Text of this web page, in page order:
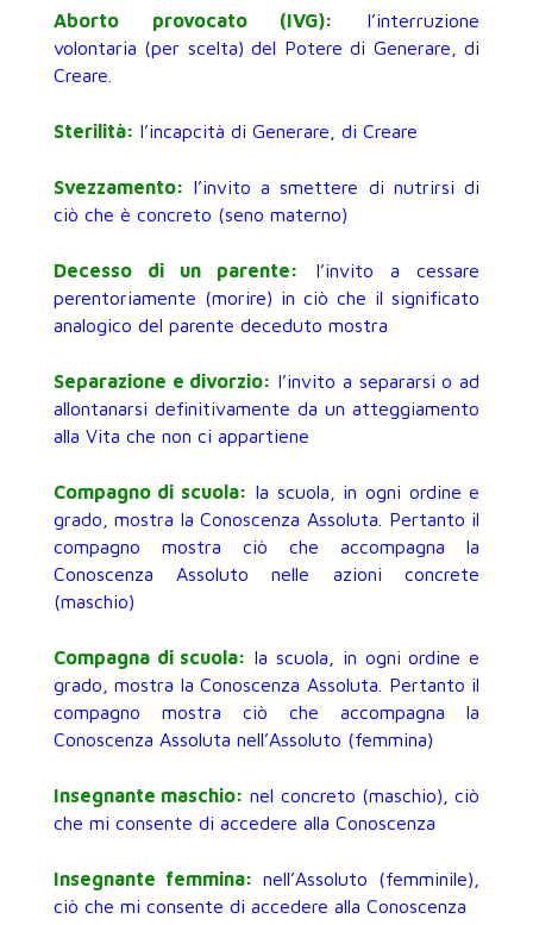
Aborto provocato (IVG):
l’interruzione
volontaria (per scelta) del Potere di Generare, di
Creare.
Sterilità: l’incapcità di Generare, di Creare
Svezzamento: l’invito a smettere di nutrirsi di
ciò che è concreto (seno materno)
Decesso di un parente:
l’invito a cessare
perentoriamente (morire) in ciò che il significato
analogico del parente deceduto mostra
Separazione e divorzio: l’invito a separarsi o ad
allontanarsi definitivamente da un atteggiamento
alla Vita che non ci appartiene
Compagno di scuola: la scuola, in ogni ordine e
grado, mostra la Conoscenza Assoluta. Pertanto il
compagno mostra ciò che accompagna la
Conoscenza Assoluto nelle azioni concrete
(maschio)
Compagna di scuola: la scuola, in ogni ordine e
grado, mostra la Conoscenza Assoluta. Pertanto il
compagno mostra ciò che accompagna la
Conoscenza Assoluta nell’Assoluto (femmina)
Insegnante maschio: nel concreto (maschio), ciò
che mi consente di accedere alla Conoscenza
Insegnante femmina: nell’Assoluto (femminile),
ciò che mi consente di accedere alla Conoscenza